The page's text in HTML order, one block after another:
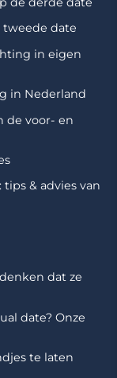
tweede date
in eigen
in Nederland
de voor- en
& advies van
dat ze
date? Onze
te laten